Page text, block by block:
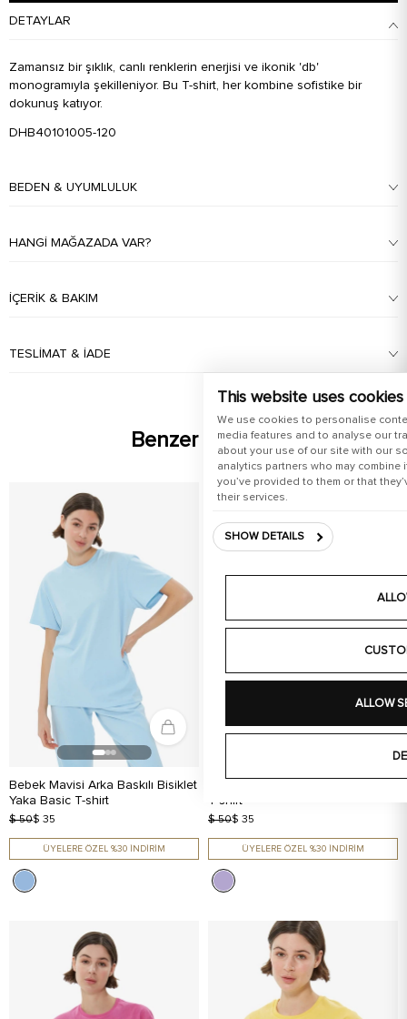
This website uses cookies
We use cookies to personalise
media features and to analyse our
about your use of our site with our
analytics partners who may
you’ve provided to them or that
their services.
SHOW DETAILS
ALLOW
DETAYLAR
Zamansız bir şıklık, canlı renklerin enerjisi ve ikonik 'db'
monogramıyla şekilleniyor. Bu T-shirt, her kombine sofistike bir
dokunuş katıyor.
DHB40101005-120
BEDEN & UYUMLULUK
HANGI MAĞAZADA VAR?
İÇERIK & BAKIM
TESLIMAT & İADE
Benzer Ürünler
Bebek Mavisi Arka Baskılı Bisiklet
Yaka Basic T-shirt
$ 50$ 35
ÜYELERE ÖZEL %30 İNDİRİM
T-shirt
$ 50$ 35
ÜYELERE ÖZEL %30 İNDİRİM